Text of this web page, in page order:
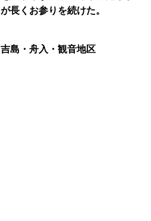
が長くお参りを続けた。
吉島・舟入・観音地区